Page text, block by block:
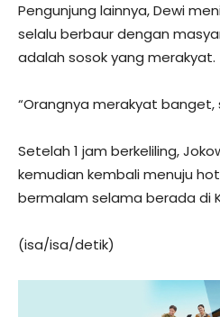
Pengunjung lainnya, Dewi
selalu berbaur dengan
adalah sosok yang merakyat.
“Orangnya merakyat
Setelah 1 jam berkeliling,
kemudian kembali menuju
bermalam selama berada di
(isa/isa/detik)